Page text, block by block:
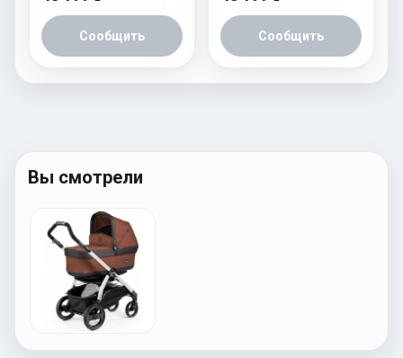
Сообщить Сообщить
Вы смотрели